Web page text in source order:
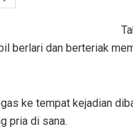
berlari dan berteriak
ke tempat kejadian
pria di sana.